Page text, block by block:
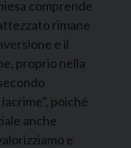
comprende
rimane
e il
proprio nella
poiché
anche
e